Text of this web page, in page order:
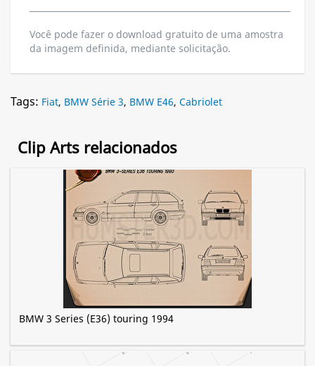
Você pode fazer o download gratuito de uma amostra
da imagem definida, mediante solicitação.
Tags: Fiat, BMW Série 3, BMW E46, Cabriolet
Clip Arts relacionados
BMW 3 Series (E36) touring 1994